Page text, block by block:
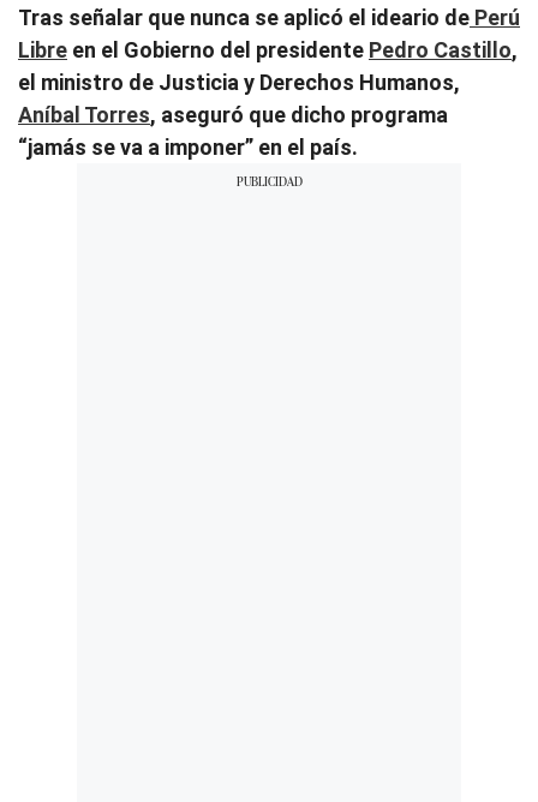
Tras señalar que nunca se aplicó el ideario de Perú
Libre en el Gobierno del presidente Pedro Castillo,
el ministro de Justicia y Derechos Humanos,
Aníbal Torres, aseguró que dicho programa
“jamás se va a imponer” en el país.